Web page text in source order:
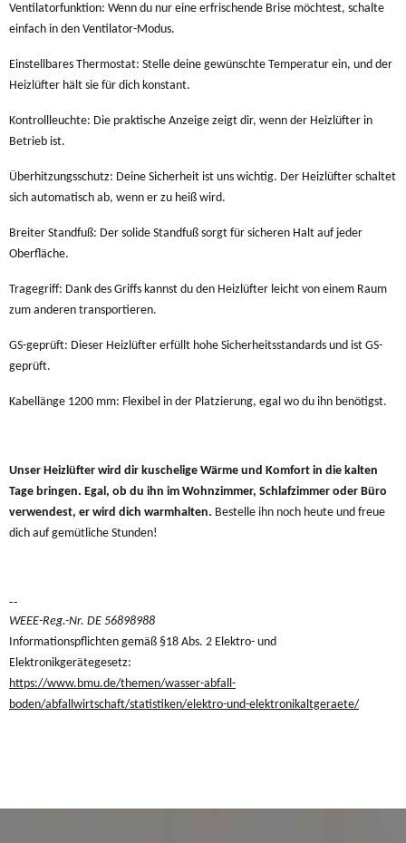
Ventilatorfunktion: Wenn du nur eine erfrischende Brise möchtest, schalte
einfach in den Ventilator-Modus.
Einstellbares Thermostat: Stelle deine gewünschte Temperatur ein, und der
Heizlüfter hält sie für dich konstant.
Kontrollleuchte: Die praktische Anzeige zeigt dir, wenn der Heizlüfter in
Betrieb ist.
Überhitzungsschutz: Deine Sicherheit ist uns wichtig. Der Heizlüfter schaltet
sich automatisch ab, wenn er zu heiß wird.
Breiter Standfuß: Der solide Standfuß sorgt für sicheren Halt auf jeder
Oberfläche.
Tragegriff: Dank des Griffs kannst du den Heizlüfter leicht von einem Raum
zum anderen transportieren.
GS-geprüft: Dieser Heizlüfter erfüllt hohe Sicherheitsstandards und ist GS-
geprüft.
Kabellänge 1200 mm: Flexibel in der Platzierung, egal wo du ihn benötigst.
Unser Heizlüfter wird dir kuschelige Wärme und Komfort in die kalten
Tage bringen. Egal, ob du ihn im Wohnzimmer, Schlafzimmer oder Büro
verwendest, er wird dich warmhalten. Bestelle ihn noch heute und freue
dich auf gemütliche Stunden!
--
WEEE-Reg.-Nr. DE 56898988
Informationspflichten gemäß §18 Abs. 2 Elektro- und
Elektronikgerätegesetz:
https://www.bmu.de/themen/wasser-abfall-
boden/abfallwirtschaft/statistiken/elektro-und-elektronikaltgeraete/